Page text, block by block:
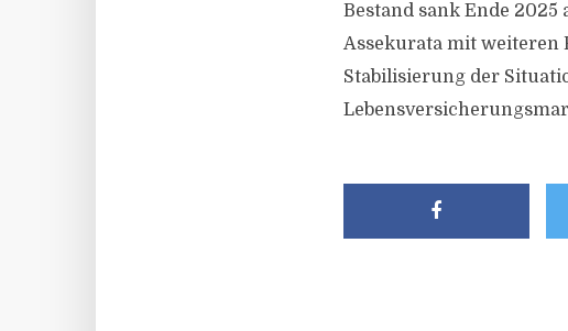
Bestand sank Ende
Assekurata mit weiteren
Stabilisierung der